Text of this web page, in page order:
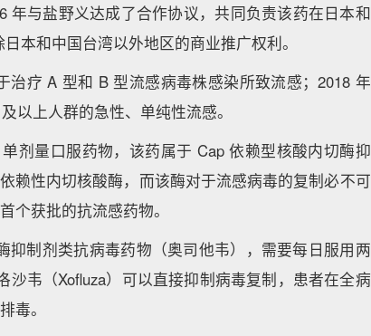
年与盐野义达成了合作协议，共同负责该药在日本和
本和中国台湾以外地区的商业推广权利。
治疗 A 型和 B 型流感病毒株感染所致流感；2018 年
以上人群的急性、单纯性流感。
剂量口服药物，该药属于 Cap 依赖型核酸内切酶抑
赖性内切核酸酶，而该酶对于流感病毒的复制必不可
个获批的抗流感药物。
抑制剂类抗病毒药物（奥司他韦），需要每日服用两
韦（Xofluza）可以直接抑制病毒复制，患者在全病
毒。